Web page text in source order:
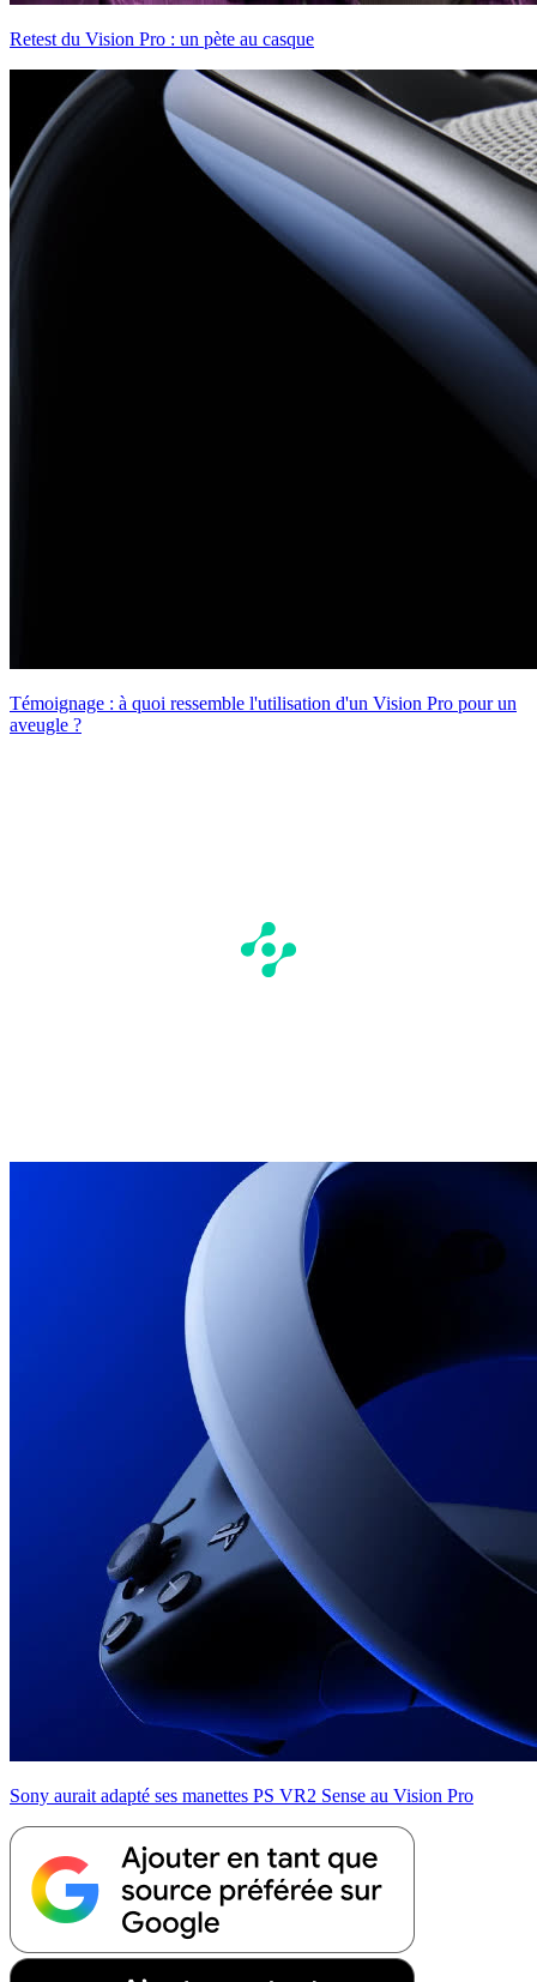
Retest du Vision Pro : un pète au casque
Témoignage : à quoi ressemble l'utilisation d'un Vision Pro pour un
aveugle ?
Sony aurait adapté ses manettes PS VR2 Sense au Vision Pro